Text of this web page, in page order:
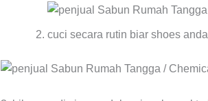
cuci secara rutin biar shoes